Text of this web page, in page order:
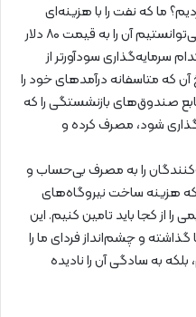
ما که نفت را با هزینه‌ای
حدود ۱۰ تا ۱۳ دلار تولید می‌کردیم و می‌توانستیم آن را به قیمت ۸۰ دلار
سرمایه‌گذاری سودآورتر از
که متاسفانه درآمدهای خود را
صندوق‌های بازنشستگی را که
شود، مصرف کرده و
را به مصرف بی‌حساب و
که هزینه‌ ساخت نیروگاه‌های
از کجا باید تامین کنیم. این
و چشم‌انداز فردای ما را
بلکه به سادگی آن را نادیده